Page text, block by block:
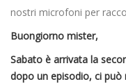
nostri microfoni per
Buongiorno mister,
Sabato è arrivata la
dopo un episodio, ci può